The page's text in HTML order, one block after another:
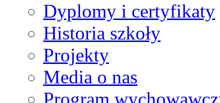
Dyplomy i certyfikaty
Historia szkoły
Projekty
Media o nas